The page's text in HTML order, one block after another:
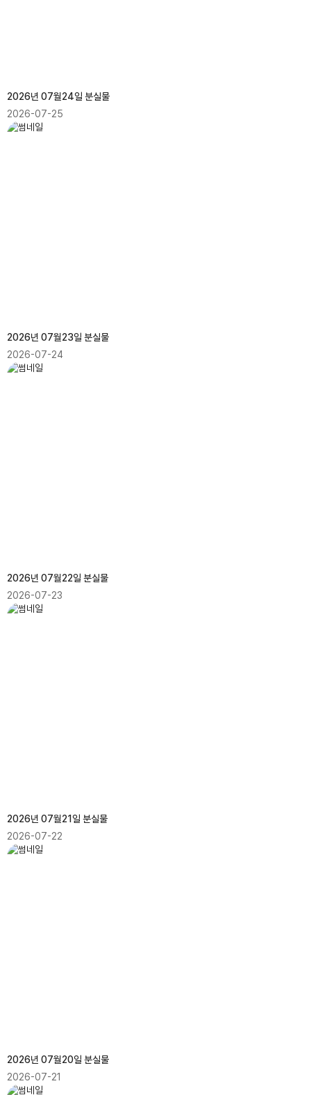
2026년 07월24일 분실물
2026-07-25
2026년 07월23일 분실물
2026-07-24
2026년 07월22일 분실물
2026-07-23
2026년 07월21일 분실물
2026-07-22
2026년 07월20일 분실물
2026-07-21